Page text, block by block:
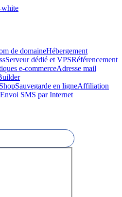
de domaineHébergement
Serveur dédié et VPSRéférencement
e-commerceAdresse mail
Sauvegarde en ligneAffiliation
Envoi SMS par Internet